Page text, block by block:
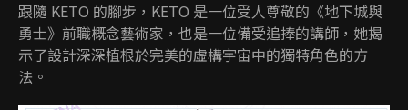
跟隨 KETO 的腳步，KETO 是一位受人尊敬的《地下城與
勇士》前職概念藝術家，也是一位備受追捧的講師，她揭
示了設計深深植根於完美的虛構宇宙中的獨特角色的方
法。